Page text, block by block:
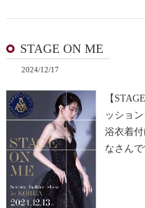
STAGE ON ME
2024/12/17
【
ッショ
浴衣着
なさん